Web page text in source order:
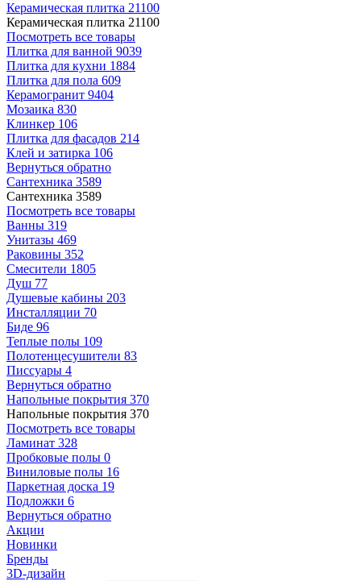
Керамическая плитка 21100
Керамическая плитка 21100
Посмотреть все товары
Плитка для ванной 9039
Плитка для кухни 1884
Плитка для пола 609
Керамогранит 9404
Мозаика 830
Клинкер 106
Плитка для фасадов 214
Клей и затирка 106
Вернуться обратно
Сантехника 3589
Сантехника 3589
Посмотреть все товары
Ванны 319
Унитазы 469
Раковины 352
Смесители 1805
Душ 77
Душевые кабины 203
Инсталляции 70
Биде 96
Теплые полы 109
Полотенцесушители 83
Писсуары 4
Вернуться обратно
Напольные покрытия 370
Напольные покрытия 370
Посмотреть все товары
Ламинат 328
Пробковые полы 0
Виниловые полы 16
Паркетная доска 19
Подложки 6
Вернуться обратно
Акции
Новинки
Бренды
3D-дизайн